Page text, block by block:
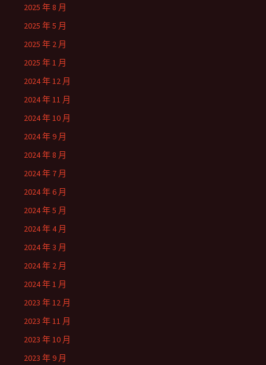
2025 年 8 月
2025 年 5 月
2025 年 2 月
2025 年 1 月
2024 年 12 月
2024 年 11 月
2024 年 10 月
2024 年 9 月
2024 年 8 月
2024 年 7 月
2024 年 6 月
2024 年 5 月
2024 年 4 月
2024 年 3 月
2024 年 2 月
2024 年 1 月
2023 年 12 月
2023 年 11 月
2023 年 10 月
2023 年 9 月